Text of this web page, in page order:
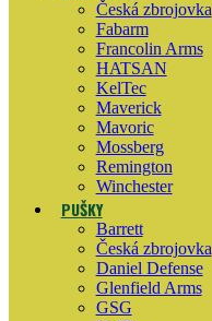
Česká zbrojovka
Fabarm
Francolin Arms
HATSAN
KelTec
Maverick
Mavoric
Mossberg
Remington
Winchester
PUŠKY
Barrett
Česká zbrojovka
Daniel Defense
Glenfield Arms
GSG